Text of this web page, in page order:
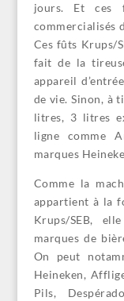
jours. Et ces
commercialisés
Ces fûts Krups/
fait de la
appareil
de vie. Sinon, à
litres, 3 litres
ligne comme
marques
Comme la
appartient à la
Krups/SEB,
marques de
On peut
Heineken,
Pils,